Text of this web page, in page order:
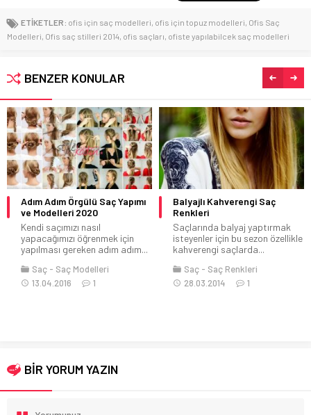
ETİKETLER: ofis için saç modelleri, ofis için topuz modelleri, Ofis Saç
Modelleri, Ofis saç stilleri 2014, ofis saçları, ofiste yapılabilcek saç modelleri
BENZER KONULAR
Balyajlı Kahverengi Saç
Renkleri
Saçlarında balyaj yaptırmak
isteyenler için bu sezon özellikle
kahverengi saçlarda...
Saç
Saç Renkleri
28.03.2014
Bergüzar Korel Saç Rengi
Bergüzar Korel saç rengi nedir
diye merak ediyorsanız doğru
yerdesiniz....
31.08.2020
BİR YORUM YAZIN